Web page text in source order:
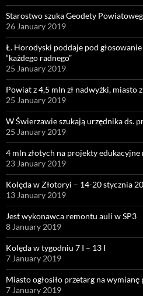
Starostwo szuka Geodety
26 January 2019
Ł. Horodyski poddaje pod
“każdego radnego”
25 January 2019
Powiat z 4,5 mln zł nadwyżki, miasto
25 January 2019
W Świerzawie szukają urzędnika ds.
25 January 2019
4 mln złotych na projekty edukacyjne
23 January 2019
Kolęda w Złotoryi – 14-20 stycznia
13 January 2019
Jest wykonawca remontu auli w SP3
8 January 2019
Kolęda w tygodniu 7 I – 13 I
7 January 2019
Miasto ogłosiło przetarg na
7 January 2019